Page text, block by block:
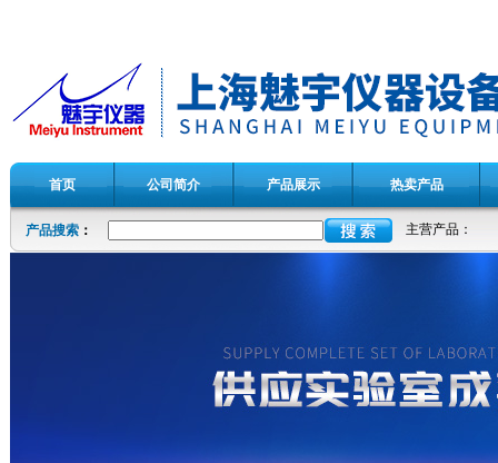
首页 公司简介 产品展示 热卖产品
产品搜索 ： 主营产品：